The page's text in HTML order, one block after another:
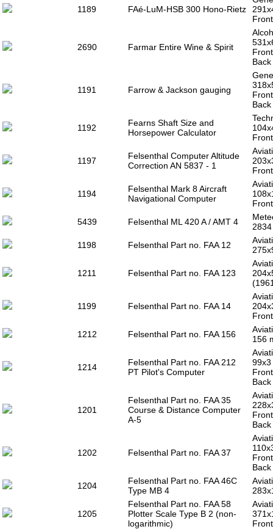
1189 FAé-LuM-HSB 300 Hono-Rietz
2690 Farmar Entire Wine & Spirit
1191 Farrow & Jackson gauging
1192
Fearns Shaft Size and
Horsepower Calculator
1197
Felsenthal Computer Altitude
Correction AN 5837 - 1
1194
Felsenthal Mark 8 Aircraft
Navigational Computer
5439
Felsenthal ML 420 A / AMT 4
1198
Felsenthal Part no. FAA 12
1211 Felsenthal Part no. FAA 123
1199 Felsenthal Part no. FAA 14
1212
Felsenthal Part no. FAA 156
156
1214
Felsenthal Part no. FAA 212
PT Pilot's Computer
1201
Felsenthal Part no. FAA 35
Course & Distance Computer
A-5
1202 Felsenthal Part no. FAA 37
1204
Felsenthal Part no. FAA 46C
Type MB 4
1205
Felsenthal Part no. FAA 58
Plotter Scale Type B 2 (non-
logarithmic)